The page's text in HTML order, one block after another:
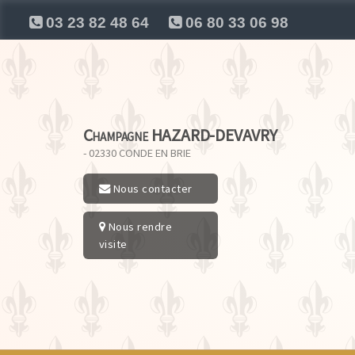
03 23 82 48 64 06 80 33 06 98
Champagne HAZARD-DEVAVRY
- 02330 CONDE EN BRIE
Nous contacter
Nous rendre
visite